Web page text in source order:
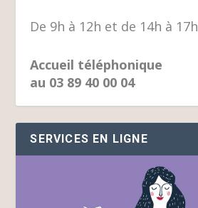
De 9h à 12h et de 14h à 17h
Accueil téléphonique
au 03 89 40 00 04
SERVICES EN LIGNE